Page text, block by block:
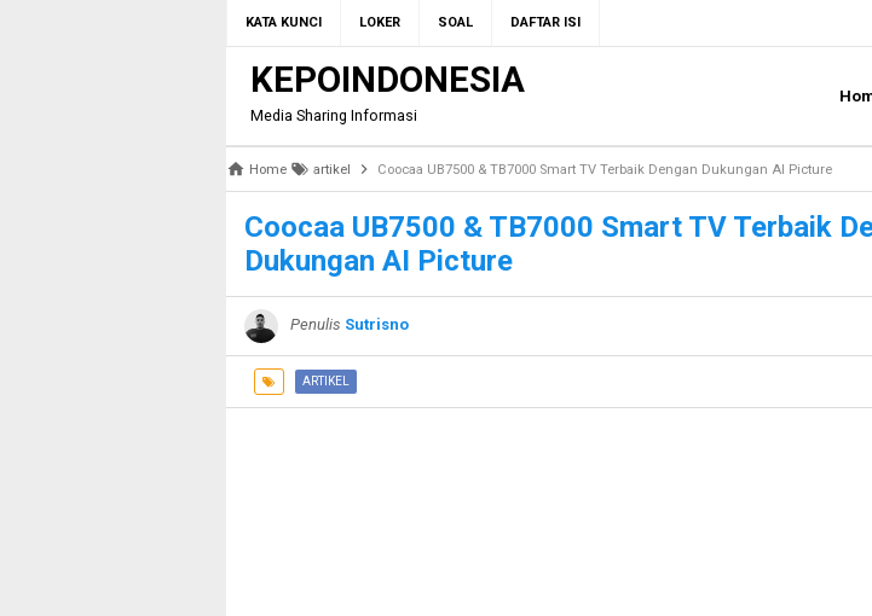
KATA KUNCI LOKER SOAL DAFTAR ISI
KEPOINDONESIA
Media Sharing Informasi
Home artikel Coocaa UB7500 & TB7000 Smart TV Terbaik Dengan Dukungan AI Picture
Coocaa UB7500 & TB7000 Smart TV Terbaik
Dukungan AI Picture
Penulis Sutrisno
ARTIKEL